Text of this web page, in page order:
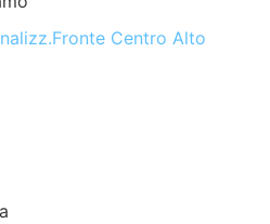
Centro Alto